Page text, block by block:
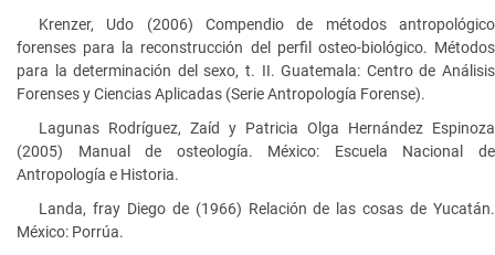
Krenzer, Udo (2006) Compendio de métodos antropológico
forenses para la reconstrucción del perfil osteo-biológico. Métodos
para la determinación del sexo, t. II. Guatemala: Centro de Análisis
Forenses y Ciencias Aplicadas (Serie Antropología Forense).
Lagunas Rodríguez, Zaíd y Patricia Olga Hernández Espinoza
(2005) Manual de osteología. México: Escuela Nacional de
Antropología e Historia.
Landa, fray Diego de (1966) Relación de las cosas de Yucatán.
México: Porrúa.